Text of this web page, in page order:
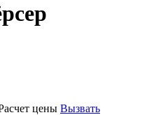
цены Вызвать